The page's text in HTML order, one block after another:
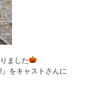
ました
をキャストさんに